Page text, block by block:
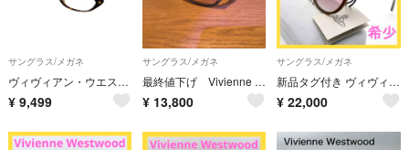
サングラス/メガネ
ヴィヴィアン・ウエストウッド めがね 鼈甲柄ブラウン メガネフレーム 眼鏡
¥ 9,499
サングラス/メガネ
最終値下げ Vivienne Westwood ヴィヴィアンウエストウッド サングラス スカル
¥ 13,800
サングラス/メガネ
新品タグ付き ヴィヴィアンウエストウッド サングラス オーブ ブラウン ゴールド
¥ 22,000